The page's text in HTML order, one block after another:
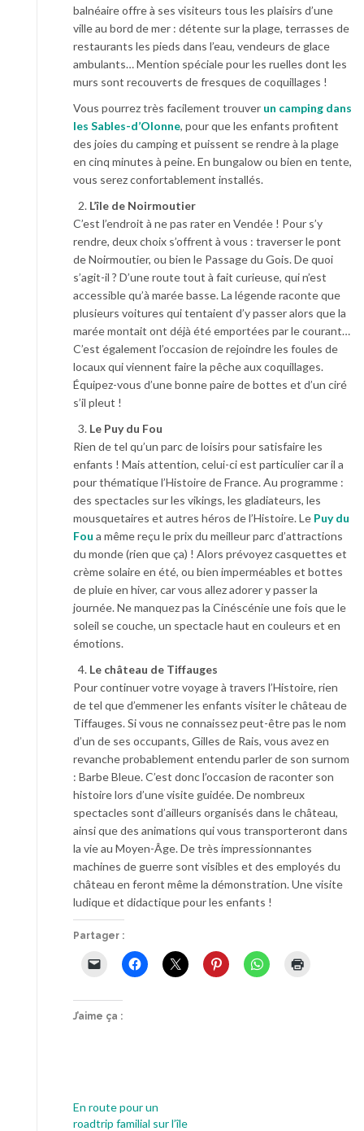
balnéaire offre à ses visiteurs tous les plaisirs d’une
ville au bord de mer : détente sur la plage, terrasses de
restaurants les pieds dans l’eau, vendeurs de glace
ambulants… Mention spéciale pour les ruelles dont les
murs sont recouverts de fresques de coquillages !
Vous pourrez très facilement trouver un camping dans
les Sables-d’Olonne, pour que les enfants profitent
des joies du camping et puissent se rendre à la plage
en cinq minutes à peine. En bungalow ou bien en tente,
vous serez confortablement installés.
L’île de Noirmoutier
C’est l’endroit à ne pas rater en Vendée ! Pour s’y
rendre, deux choix s’offrent à vous : traverser le pont
de Noirmoutier, ou bien le Passage du Gois. De quoi
s’agit-il ? D’une route tout à fait curieuse, qui n’est
accessible qu’à marée basse. La légende raconte que
plusieurs voitures qui tentaient d’y passer alors que la
marée montait ont déjà été emportées par le courant…
C’est également l’occasion de rejoindre les foules de
locaux qui viennent faire la pêche aux coquillages.
Équipez-vous d’une bonne paire de bottes et d’un ciré
s’il pleut !
Le Puy du Fou
Rien de tel qu’un parc de loisirs pour satisfaire les
enfants ! Mais attention, celui-ci est particulier car il a
pour thématique l’Histoire de France. Au programme :
des spectacles sur les vikings, les gladiateurs, les
mousquetaires et autres héros de l’Histoire. Le Puy du
Fou a même reçu le prix du meilleur parc d’attractions
du monde (rien que ça) ! Alors prévoyez casquettes et
crème solaire en été, ou bien imperméables et bottes
de pluie en hiver, car vous allez adorer y passer la
journée. Ne manquez pas la Cinéscénie une fois que le
soleil se couche, un spectacle haut en couleurs et en
émotions.
Le château de Tiffauges
Pour continuer votre voyage à travers l’Histoire, rien
de tel que d’emmener les enfants visiter le château de
Tiffauges. Si vous ne connaissez peut-être pas le nom
d’un de ses occupants, Gilles de Rais, vous avez en
revanche probablement entendu parler de son surnom
: Barbe Bleue. C’est donc l’occasion de raconter son
histoire lors d’une visite guidée. De nombreux
spectacles sont d’ailleurs organisés dans le château,
ainsi que des animations qui vous transporteront dans
la vie au Moyen-Âge. De très impressionnantes
machines de guerre sont visibles et des employés du
château en feront même la démonstration. Une visite
ludique et didactique pour les enfants !
Partager :
J’aime ça :
En route pour un
roadtrip familial sur l’île